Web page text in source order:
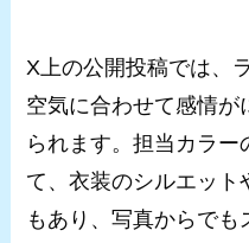
X上の公開投稿では、
空気に合わせて感情が
られます。担当カラー
て、衣装のシルエッ
もあり、写真からで